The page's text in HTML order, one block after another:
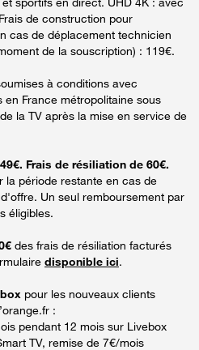
de construction pour
cas de déplacement technicien
de la souscription) : 119€.
à conditions avec
France métropolitaine sous
la TV après la mise en service de
Frais de résiliation de 60€.
la période restante en cas de
Un seul remboursement par
éligibles.
des frais de résiliation facturés
disponible ici.
pour les nouveaux clients
:
pendant 12 mois sur Livebox
TV, remise de 7€/mois